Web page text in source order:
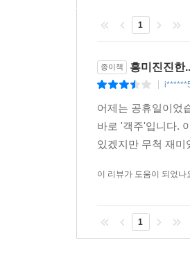
1
종이책 흥미진진한
어제는 공휴일이었
바로 '객주'입니다.
있겠지만 무척 재
이 리뷰가 도움이 되었나
1